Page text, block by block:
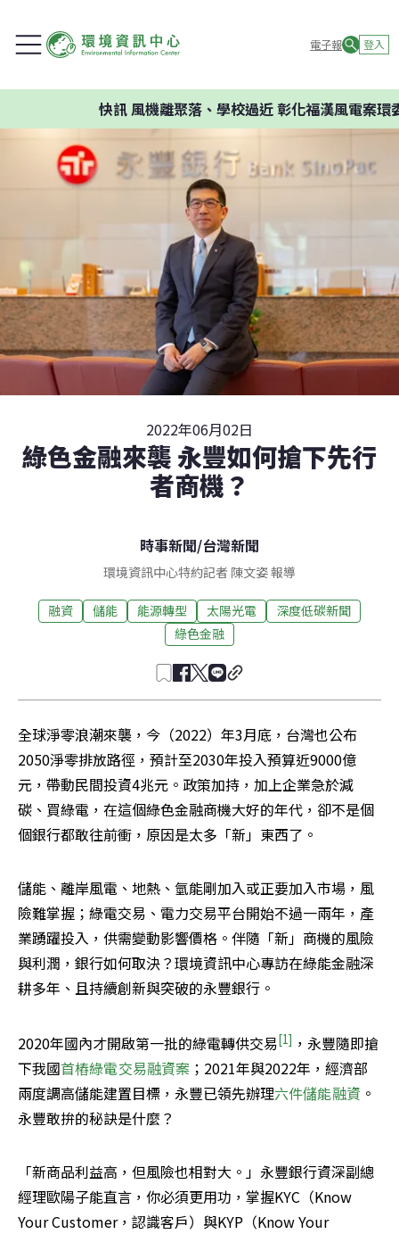
電子報 登入
風機離聚落、學校過近 彰化福漢風電案環委建議
2022年06月02日
綠色金融來襲 永豐如何搶下先行
者商機？
時事新聞/台灣新聞
環境資訊中心特約記者 陳文姿 報導
融資 儲能 能源轉型 太陽光電
深度低碳新聞
綠色金融
全球淨零浪潮來襲，今（2022）年3月底，台灣也公布
2050淨零排放路徑，預計至2030年投入預算近9000億
元，帶動民間投資4兆元。政策加持，加上企業急於減
碳、買綠電，在這個綠色金融商機大好的年代，卻不是個
個銀行都敢往前衝，原因是太多「新」東西了。
儲能、離岸風電、地熱、氫能剛加入或正要加入市場，風
險難掌握；綠電交易、電力交易平台開始不過一兩年，產
業踴躍投入，供需變動影響價格。伴隨「新」商機的風險
與利潤，銀行如何取決？環境資訊中心專訪在綠能金融深
耕多年、且持續創新與突破的永豐銀行。
2020年國內才開啟第一批的綠電轉供交易[1] ，永豐隨即搶
下我國首樁綠電交易融資案 ；2021年與2022年，經濟部
兩度調高儲能建置目標，永豐已領先辦理六件儲能融資 。
永豐敢拚的秘訣是什麼？
「新商品利益高，但風險也相對大。」永豐銀行資深副總
經理歐陽子能直言，你必須更用功，掌握KYC（Know
Your Customer，認識客戶）與KYP（Know Your